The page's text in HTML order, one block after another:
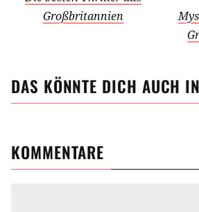
Großbritannien
DAS KÖNNTE DICH AUCH
KOMMENTARE